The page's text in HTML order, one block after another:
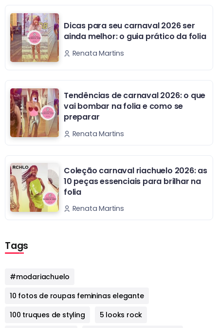
Dicas para seu carnaval 2026 ser
ainda melhor: o guia prático da folia
Renata Martins
Tendências de carnaval 2026: o que
vai bombar na folia e como se
preparar
Renata Martins
Coleção carnaval riachuelo 2026: as
10 peças essenciais para brilhar na
folia
Renata Martins
Tags
#modariachuelo
10 fotos de roupas femininas elegante
100 truques de styling
5 looks rock